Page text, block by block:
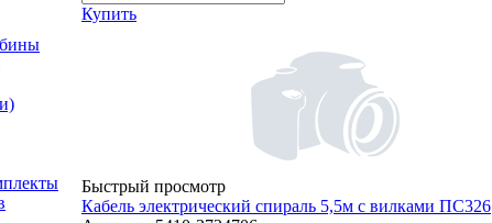
Купить
Быстрый просмотр
Кабель электрический спираль 5,5м с вилками ПС326